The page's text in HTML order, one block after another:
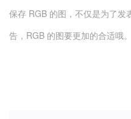
保存 RGB 的图，不仅是为了发
告，RGB 的图要更加的合适哦。